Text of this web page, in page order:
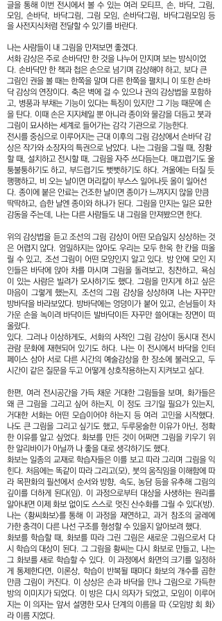
글을 통해 이번 전시에서 볼 수 있는 여러 모티프, 손, 바닥, 그림,
모임, 손바닥, 바닥그림, 그림 모임, 손바닥그림, 바닥그림모임 등
을 사전지식처럼 전달할 수 있기를 바란다.
나는 사람들이 내 그림을 만져보면 좋겠다.
서화 감상은 주로 손바닥만 한 것을 나누어 만지며 보는 방식이었
다. 손바닥만 한 책과 첩은 손으로 넘기며 감상해야 하고, 보다 큰
그림인 권을 볼 때는 한쪽을 말며 다른 한쪽을 펼치니 이 또한 손바
닥 감상의 연장이다. 축은 벽에 걸 수 있으나 권의 감상법을 포함하
고, 병풍과 부채는 기능이 있다는 특징이 있지만 그 기능 때문에 손
을 탄다. 이때 손은 지지체일 뿐 아니라 종이와 물감을 더듬고 붓과
그림이 묘사하는 세계로 들어가는 감각 기관으로 기능한다.
전시를 중심으로 이루어지는 근대 이후의 그림 감상에서 손바닥 감
상은 작가와 소장자의 특권으로 남았다. 나는 그림을 그릴 때, 장황
할 때, 설치하고 전시할 때, 그림을 자주 쓰다듬는다. 매끄럽기도 울
퉁불퉁하기도 하고, 부드럽기도 뻣뻣하기도 하다. 겨울에는 터질 듯
팽팽하고, 비 오는 날이면 머리칼이 부스스 일어나듯 올이 일어선
다. 종이에 붙은 안료는 건조한 날이면 종이가 느껴지지 않을 만큼
딱딱하고, 습한 날엔 종이와 하나가 된다. 그림을 만지는 일은 묘한
감동을 주는데, 나는 다른 사람들도 내 그림을 만져봤으면 한다.
위의 감상법을 듣고 조선의 그림 감상이 어떤 모습일지 상상하는 것
은 어렵지 않다. 엄밀하지는 않아도 우리는 모두 한옥 한 칸을 떠올
릴 수 있고, 조선 그림이 어떤 모양인지 알고 있다. 방 안에 모인 지
인들은 바닥에 앉아 차를 마시며 그림을 돌려보고, 칭찬하고, 욕심
이 있는 사람은 빌려가 모사하기도 했다. 그림을 만지게 하고 싶은
마음이 그렇게 했는지, 조선의 그림 감상을 상상하며 나는 자꾸만
방바닥을 바라보았다. 방바닥에는 엉덩이가 붙어 있고, 손님들이 차
가운 손을 녹이려 바닥이든 발바닥이든 자꾸만 쓸어대는 장면이 떠
올랐다.
있다. 그러나 이상하게도, 서화의 사적인 그림 감상이 동시대 전시
관람 문화에 재현되어 있기도 하다. 나는 이 전시에서 바닥을 인터
페이스 삼아 서로 다른 시간의 예술감상을 한 장소에 불러오고, 두
시간이 같은 질문을 두고 어떻게 상호작용하는지 지켜보고 싶다.
한편, 여러 전시공간을 가득 채운 거대한 그림들을 보며, 화가들은
왜 큰 그림을 그리고 싶어 하는지, 이 정도 크기일 필요가 있는지,
거대한 서화는 어떤 모습이어야 하는지 등 여러 고민을 시작했다.
나도 큰 그림을 그리고 싶기도 했고, 두루뭉술한 이유가 아닌, 정확
한 이유를 알고 싶었다. 화보를 만든 것이 어쩌면 그림을 키우기 위
한 알리바이가 아닐까 나 좋을 대로 생각하기도 했다.
화보는 일종의 교재로 학습자들은 이를 보고 따라 그리며 그림을 익
힌다. 처음에는 똑같이 따라 그리고(모), 붓의 움직임을 이해함에 따
라 목판화의 필선에서 순서와 방향, 속도, 농담 등을 유추해 그림의
깊이를 더하게 된다(임). 이 과정으로부터 대상을 사생하는 원리를
알아내면 이제 화보 없이도 스스로 멋진 산수화를 그릴 수 있다(방).
나는 <황씨화보>를 통해 이 과정을 재연하고, 과거 참조의 굴레에
가한 충격이 다른 나선 구조를 형성할 수 있을지 알아보려 했다.
화보를 학습할 때, 화보를 따라 그린 그림은 새로운 그림으로서 다
시 학습의 대상이 된다. 그 그림을 황씨는 다시 화보로 만들고, 나는
그 화보를 새로 학습할 수 있다. 이 과정에서 화면의 크기를 일정하
게 통제한다면, 이론상, 학습이 반복될 때마다 화보의 개수를 곱한
만큼 그림이 커진다. 이 상상은 손과 바닥을 만나 그림으로 가득한
방의 이미지가 되었다. 이 방은 다시 의자가 되었고, 모임이 이루어
지는 이 의자는 앞서 설명한 모사 단계의 이름을 따 <모임방 회 화>
라 이름 지었다.​